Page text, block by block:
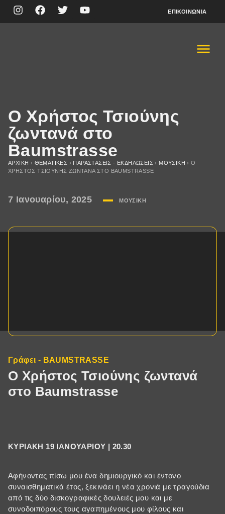
ΕΠΙΚΟΙΝΩΝΊΑ
O Χρήστος Τσιούνης
ζωντανά στο
Baumstrasse
ΑΡΧΙΚΉ › ΘΕΜΑΤΙΚΈΣ › ΠΑΡΑΣΤΆΣΕΙΣ - ΕΚΔΗΛΏΣΕΙΣ › ΜΟΥΣΙΚΉ ›O
ΧΡΉΣΤΟΣ ΤΣΙΟΎΝΗΣ ΖΩΝΤΑΝΆ ΣΤΟ BAUMSTRASSE
7 Ιανουαρίου, 2025 ΜΟΥΣΙΚΉ
Γράφει - BAUMSTRASSE
O Χρήστος Τσιούνης ζωντανά
στο Baumstrasse
ΚΥΡΙΑΚΗ 19 ΙΑΝΟΥΑΡΙΟΥ | 20.30
Αφήνοντας πίσω μου ένα δημιουργικό και έντονο
συναισθηματικά έτος, ξεκινάει η νέα χρονιά με τραγούδια
από τις δύο δισκογραφικές δουλειές μου και με
συνοδοιπόρους τους αγαπημένους μου φίλους και